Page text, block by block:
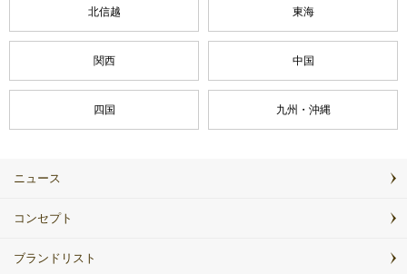
北信越 東海
関西 中国
四国 九州・沖縄
ニュース
コンセプト
ブランドリスト